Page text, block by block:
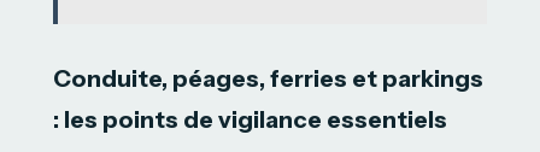
Conduite, péages, ferries et parkings
: les points de vigilance essentiels